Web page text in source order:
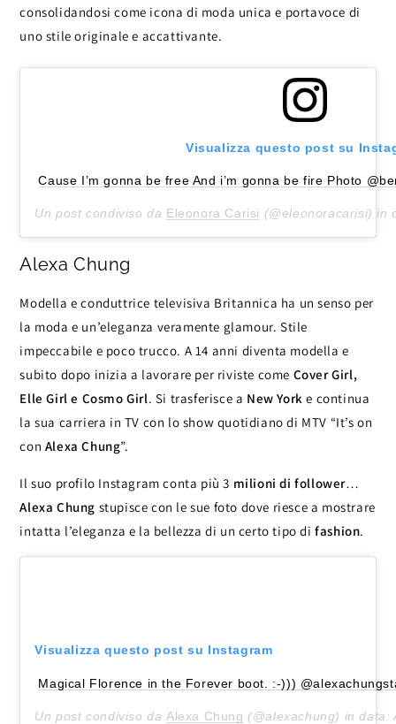
consolidandosi come icona di moda unica e portavoce di
uno stile originale e accattivante.
Visualizza questo post su
Cause I’m gonna be free And i’m gonna be fire Photo
Un post condiviso da Eleonora Carisi (@eleonoracarisi) in
Alexa Chung
Modella e conduttrice televisiva Britannica ha un senso per
la moda e un’eleganza veramente glamour. Stile
impeccabile e poco trucco. A 14 anni diventa modella e
subito dopo inizia a lavorare per riviste come Cover Girl,
Elle Girl e Cosmo Girl. Si trasferisce a New York e continua
la sua carriera in TV con lo show quotidiano di MTV “It’s on
con Alexa Chung”.
Il suo profilo Instagram conta più 3 milioni di follower…
Alexa Chung stupisce con le sue foto dove riesce a mostrare
intatta l’eleganza e la bellezza di un certo tipo difashion.
Visualizza questo post su Instagram
Magical Florence in the Forever boot. :-)))
Un post condiviso da Alexa Chung (@alexachung) in data: